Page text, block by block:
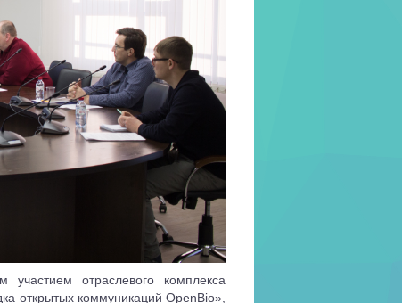
участием отраслевого комплекса
открытых коммуникаций OpenBio»,